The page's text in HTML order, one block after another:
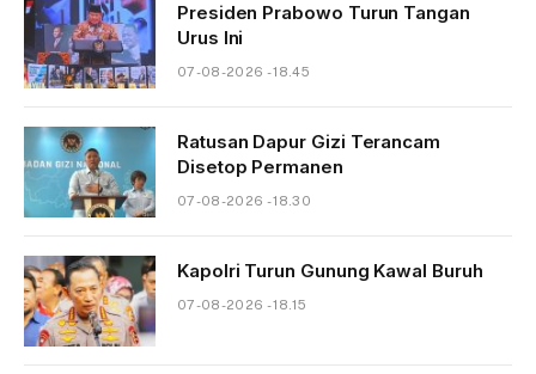
Presiden Prabowo Turun Tangan
Urus Ini
07-08-2026 - 18.45
Ratusan Dapur Gizi Terancam
Disetop Permanen
07-08-2026 - 18.30
Kapolri Turun Gunung Kawal Buruh
07-08-2026 - 18.15